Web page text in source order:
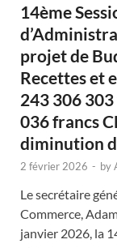
14ème
projet de
Recettes et
243 306
036 francs
diminution
2 février 2026 - by
Le secrétaire
Commerce,
janvier 2026, la